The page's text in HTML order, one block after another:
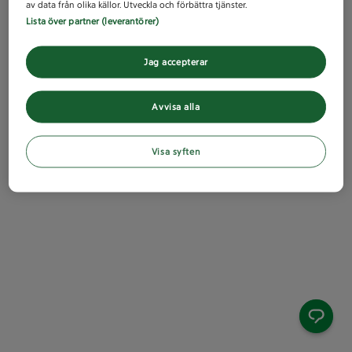
av data från olika källor. Utveckla och förbättra tjänster.
Lista över partner (leverantörer)
Avvisa alla
Jag accepterar
Visa syften